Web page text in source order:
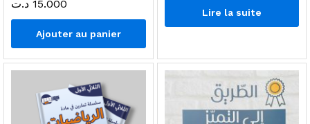
15.000 د.ت
Ajouter au panier
Lire la suite